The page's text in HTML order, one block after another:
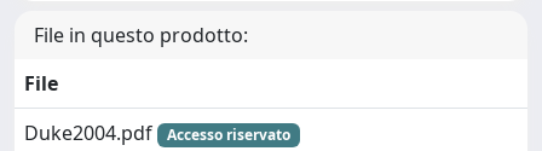
File in questo prodotto:
File
Duke2004.pdf
Accesso riservato